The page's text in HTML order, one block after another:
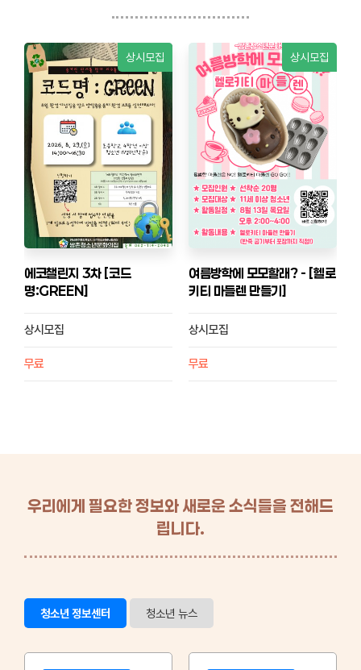
상시모집
에코챌린지 3차 [코드
명:GREEN]
상시모집
무료
상시모집
여름방학에 모모할래? - [헬로
키티 마들렌 만들기]
상시모집
무료
우리에게 필요한 정보와 새로운 소식들을 전해드
립니다.
청소년 정보센터 청소년 뉴스